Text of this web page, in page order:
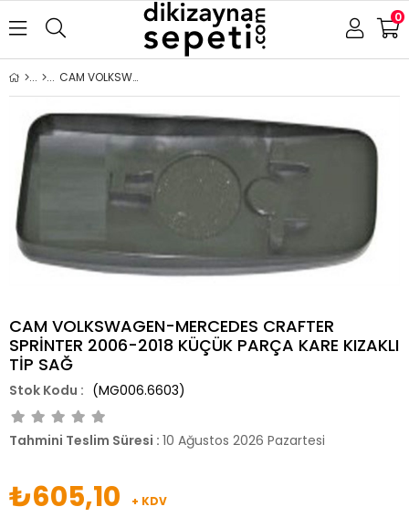
0
CAM VOLKSWAGEN-MERCEDES CRAFTER SPRİNTER 2006-2018 KÜÇÜK PARÇA KARE KIZAKLI TİP SAĞ
CAM VOLKSWAGEN-MERCEDES CRAFTER
SPRİNTER 2006-2018 KÜÇÜK PARÇA KARE KIZAKLI
TİP SAĞ
(MG006.6603)
Tahmini Teslim Süresi : 10 Ağustos 2026 Pazartesi
₺605,10 + KDV